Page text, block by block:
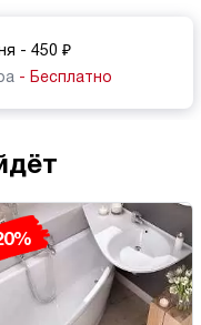
- 450 ₽
- Бесплатно